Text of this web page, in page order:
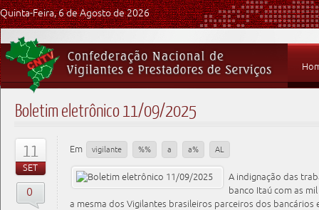
Quinta-Feira, 6 de Agosto de 2026
Boletim eletrônico 11/09/2025
11
SET
0
Em vigilante %% a a% AL
A indignação das
banco Itaú com as
a mesma dos Vigilantes brasileiros parceiros dos bancários